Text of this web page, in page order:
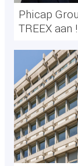
Phicap
TREEX aan !